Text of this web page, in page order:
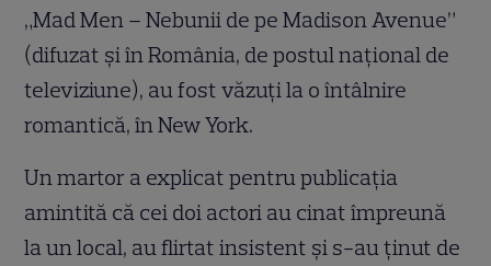
„Mad Men – Nebunii de pe Madison Avenue”
(difuzat şi în România, de postul naţional de
televiziune), au fost văzuţi la o întâlnire
romantică, în New York.
Un martor a explicat pentru publicaţia
amintită că cei doi actori au cinat împreună
la un local, au flirtat insistent şi s-au ţinut de